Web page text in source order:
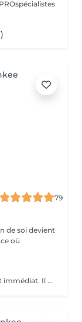
79
de soi devient
où
Soin Ultra-raffermissant et lissant avec un effet immédiat. Il est sur-concentré en principes actifs afin de restructurer et de donner de l'élasticité à la peau. Son effet tenseur et restructurant intensif favorise la synthèse de collagène et d'élastine en diminuant le relachement et en redonnant du volume aux tissus. Le soin idéal pour restructurer, repulper lisser et rendre de l'élasticité à la peau. 1 soin : 135€ Forfait 5 soins : 610€